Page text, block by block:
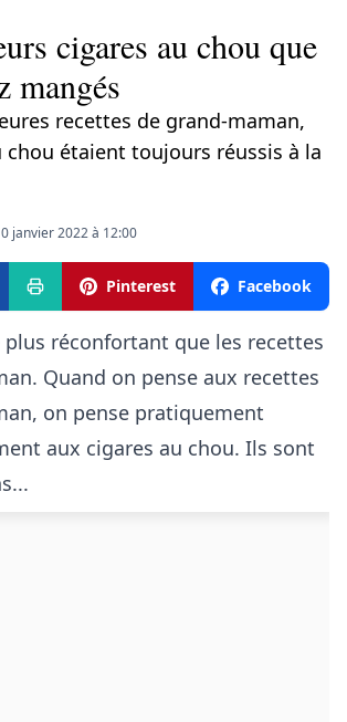
cigares au chou que
mangés
recettes de grand-maman,
chou étaient toujours réussis à la
janvier 2022 à 12:00
Pinterest Facebook
plus réconfortant que les recettes
Quand on pense aux recettes
on pense pratiquement
aux cigares au chou. Ils sont